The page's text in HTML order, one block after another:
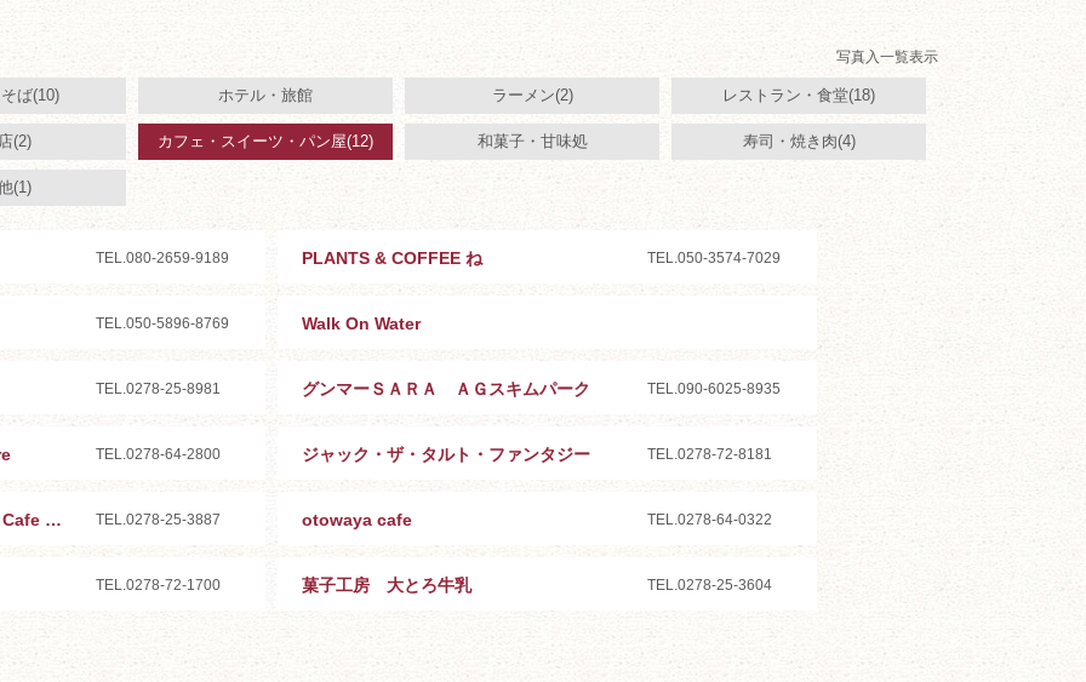
写真入一覧表示
ば(10) ホテル・旅館 ラーメン(2) レストラン・食堂(18)
(2) カフェ・スイーツ・パン屋(12) 和菓子・甘味処 寿司・焼き肉(4)
(1)
TEL.080-2659-9189 PLANTS & COFFEE ね TEL.050-3574-7029
TEL.050-5896-8769 Walk On Water
TEL.0278-25-8981 グンマーＳＡＲＡ ＡＧスキムパーク TEL.090-6025-8935
TEL.0278-64-2800 ジャック・ザ・タルト・ファンタジー TEL.0278-72-8181
バームクーヘン菓子工房GARBA Cafe 本店 TEL.0278-25-3887 otowaya cafe TEL.0278-64-0322
TEL.0278-72-1700 菓子工房 大とろ牛乳 TEL.0278-25-3604